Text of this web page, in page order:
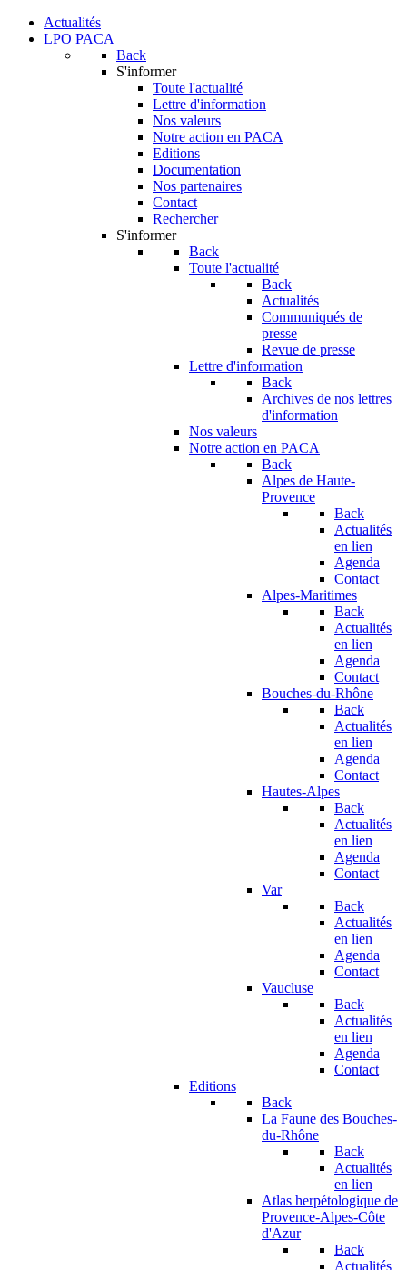
Actualités
LPO PACA
Back
S'informer
Toute l'actualité
Lettre d'information
Nos valeurs
Notre action en PACA
Editions
Documentation
Nos partenaires
Contact
Rechercher
S'informer
Back
Toute l'actualité
Back
Actualités
Communiqués de
presse
Revue de presse
Lettre d'information
Back
Archives de nos lettres
d'information
Nos valeurs
Notre action en PACA
Back
Alpes de Haute-
Provence
Back
Actualités
en lien
Agenda
Contact
Alpes-Maritimes
Back
Actualités
en lien
Agenda
Contact
Bouches-du-Rhône
Back
Actualités
en lien
Agenda
Contact
Hautes-Alpes
Back
Actualités
en lien
Agenda
Contact
Var
Back
Actualités
en lien
Agenda
Contact
Vaucluse
Back
Actualités
en lien
Agenda
Contact
Editions
Back
La Faune des Bouches-
du-Rhône
Back
Actualités
en lien
Atlas herpétologique de
Provence-Alpes-Côte
d'Azur
Back
Actualités